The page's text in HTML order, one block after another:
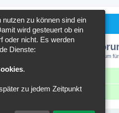
Forum
Übersicht
zu können sind ein
wird gesteuert ob ein
oder nicht. Es werden
Dienste:
.
zu jedem Zeitpunkt